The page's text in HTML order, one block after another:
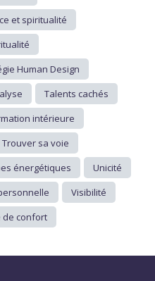
et spiritualité
Human Design
Talents cachés
intérieure
Trouver sa voie
énergétiques
Unicité
Visibilité
de confort